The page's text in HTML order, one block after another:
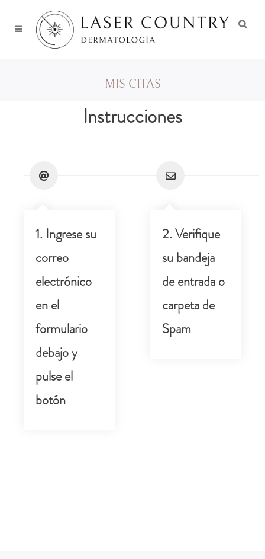
MIS CITAS
Instrucciones
1. Ingrese su
correo
electrónico
en el
formulario
debajo y
pulse el
botón
2. Verifique
su bandeja
de entrada o
carpeta de
Spam